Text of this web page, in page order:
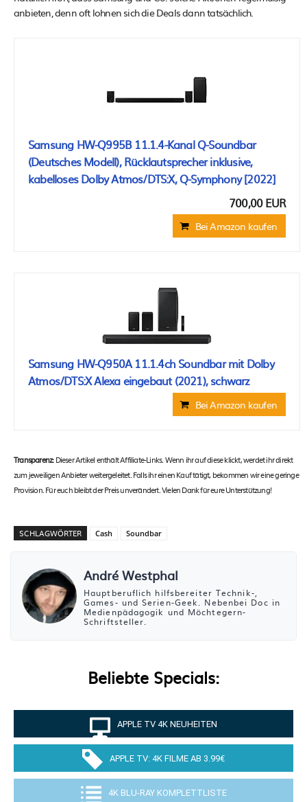
anbieten, denn oft lohnen sich die Deals dann tatsächlich.
Samsung HW-Q995B 11.1.4-Kanal Q-Soundbar
(Deutsches Modell), Rücklautsprecher inklusive,
kabelloses Dolby Atmos/DTS:X, Q-Symphony [2022]
700,00 EUR
Bei Amazon kaufen
Samsung HW-Q950A 11.1.4ch Soundbar mit Dolby
Atmos/DTS:X Alexa eingebaut (2021), schwarz
Bei Amazon kaufen
Transparenz:Dieser Artikel enthält Affiliate-Links. Wenn ihr auf diese klickt, werdet ihr direkt
zum jeweiligen Anbieter weitergeleitet. Falls ihr einen Kauf tätigt, bekommen wir eine geringe
Provision. Für euch bleibt der Preis unverändert. Vielen Dank für eure Unterstützung!
SCHLAGWÖRTER Cash Soundbar
André Westphal
Hauptberuflich hilfsbereiter Technik-,
Games- und Serien-Geek. Nebenbei Doc in
Medienpädagogik und Möchtegern-
Schriftsteller.
Beliebte Specials:
APPLE TV 4K NEUHEITEN
APPLE TV: 4K FILME AB 3.99€
4K BLU-RAY KOMPLETTLISTE